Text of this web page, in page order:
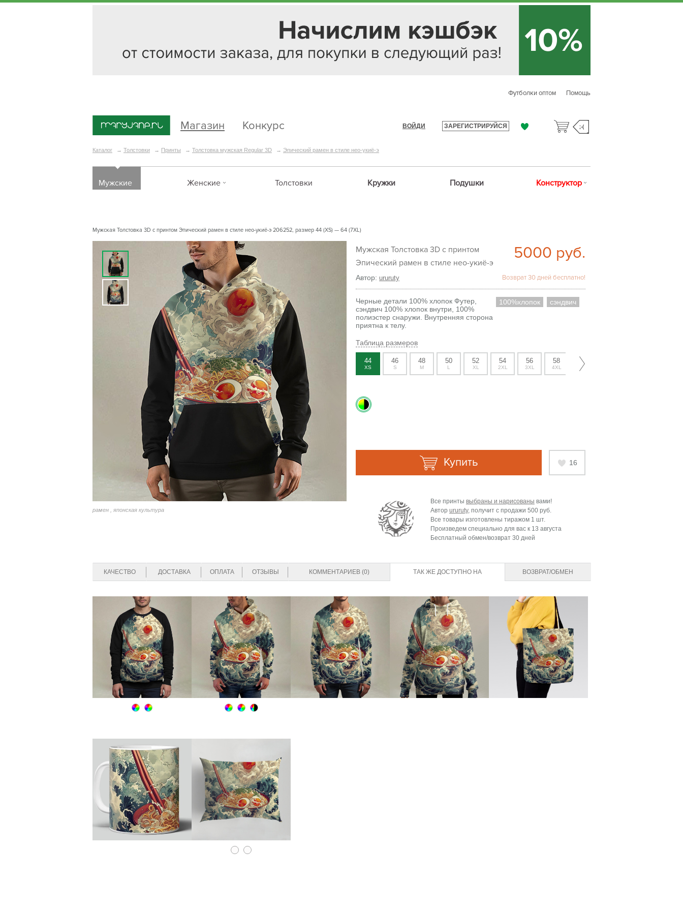
Помощь
Футболки оптом
Магазин Конкурс ВОЙДИ ЗАРЕГИСТРИРУЙСЯ ;-(
Каталог → Толстовки → Принты → Толстовка мужская Regular 3D → Эпический рамен в стиле нео-укиё-э
Мужские Женские Толстовки Кружки Подушки Конструктор
Мужская Толстовка 3D с принтом Эпический рамен в стиле нео-укиё-э 206252, размер 44 (XS) — 64 (7XL)
рамен , японская культура
Мужская Толстовка 3D с принтом
Эпический рамен в стиле нео-укиё-э
5000 руб.
Автор: ururuty Возврат 30 дней бесплатно!
Черные детали 100% хлопок Футер,
сэндвич 100% хлопок внутри, 100%
полиэстер снаружи. Внутренняя сторона
приятна к телу.
100%хлопок сэндвич
Таблица размеров
44
XS
46
S
48
M
50
L
52
XL
54
2XL
56
3XL
58
4XL
60
5XL
16
Купить
Все принты выбраны и нарисованы вами!
Автор ururuty, получит с продажи 500 руб.
Все товары изготовлены тиражом 1 шт.
Произведем специально для вас к 13 августа
Бесплатный обмен/возврат 30 дней
КАЧЕСТВО ДОСТАВКА ОПЛАТА ОТЗЫВЫ КОММЕНТАРИЕВ (0) ТАК ЖЕ ДОСТУПНО НА ВОЗВРАТ/ОБМЕН